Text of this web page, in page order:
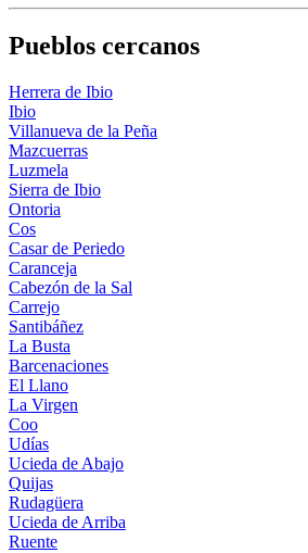
Pueblos cercanos
Herrera de Ibio
Ibio
Villanueva de la Peña
Mazcuerras
Luzmela
Sierra de Ibio
Ontoria
Cos
Casar de Periedo
Caranceja
Cabezón de la Sal
Carrejo
Santibáñez
La Busta
Barcenaciones
El Llano
La Virgen
Coo
Udías
Ucieda de Abajo
Quijas
Rudagüera
Ucieda de Arriba
Ruente